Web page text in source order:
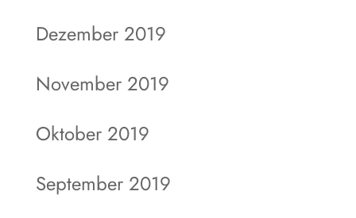
Dezember 2019
November 2019
Oktober 2019
September 2019